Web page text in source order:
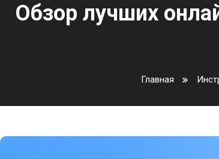
Обзор лучших
Главная